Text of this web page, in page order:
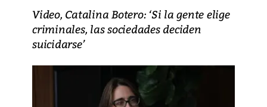
Video, Catalina Botero: ‘Si la gente elige
criminales, las sociedades deciden
suicidarse’